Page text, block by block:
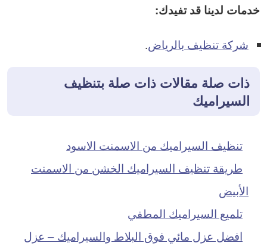
خدمات لدينا قد تفيدك:
شركة تنظيف بالرياض.
ذات صلة مقالات ذات صلة بتنظيف
السيراميك
تنظيف السيراميك من الاسمنت الاسود
طريقة تنظيف السيراميك الخشن من الاسمنت
الأبيض
تلميع السيراميك المطفي
افضل عزل مائي فوق البلاط والسيراميك – عزل